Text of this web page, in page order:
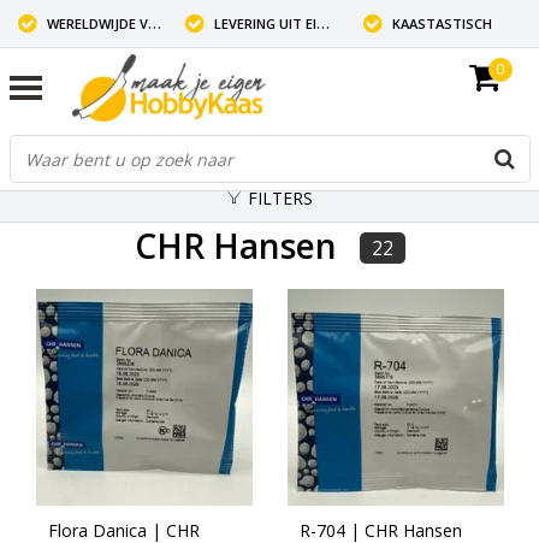
WERELDWIJDE VERZENDING LEVERING UIT EIGEN VOORRAAD KAASTASTISCH
0
FILTERS
CHR Hansen 22
Flora Danica | CHR
R-704 | CHR Hansen